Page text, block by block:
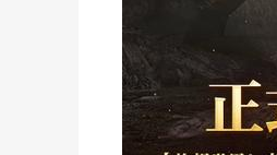
群星秘藏(金币活动):
活动3:【月神宝藏!